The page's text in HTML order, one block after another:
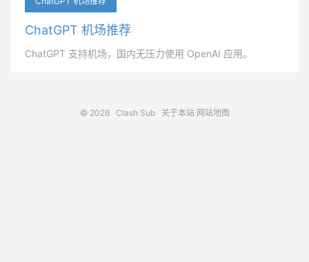
ChatGPT 机场推荐
ChatGPT 支持机场，国内无压力使用 OpenAI 应用。
© 2026 Clash Sub 关于本站 网站地图